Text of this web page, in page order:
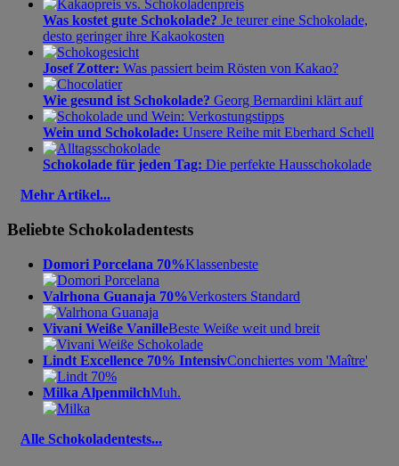
Was kostet gute Schokolade? Je teurer eine Schokolade,
desto geringer ihre Kakaokosten
Josef Zotter: Was passiert beim Rösten von Kakao?
Wie gesund ist Schokolade? Georg Bernardini klärt auf
Wein und Schokolade: Unsere Reihe mit Eberhard Schell
Schokolade für jeden Tag: Die perfekte Hausschokolade
Mehr Artikel...
Beliebte Schokoladentests
Domori Porcelana 70%Klassenbeste
Valrhona Guanaja 70%Verkosters Standard
Vivani Weiße VanilleBeste Weiße weit und breit
Lindt Excellence 70% IntensivConchiertes vom 'Maître'
Milka AlpenmilchMuh.
Alle Schokoladentests...